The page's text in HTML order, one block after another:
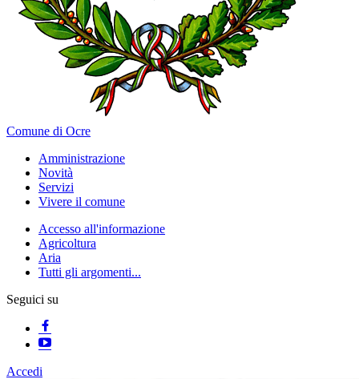
Comune di Ocre
Amministrazione
Novità
Servizi
Vivere il comune
Accesso all'informazione
Agricoltura
Aria
Tutti gli argomenti...
Seguici su
Accedi